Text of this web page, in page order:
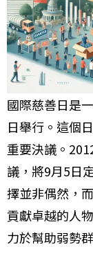
國際慈善日是
日舉行。這個
重要決議。
議，將9月5日
擇並非偶然，
貢獻卓越的人
力於幫助弱勢